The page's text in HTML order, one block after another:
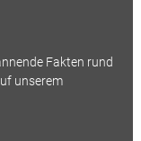
Fakten rund
unserem